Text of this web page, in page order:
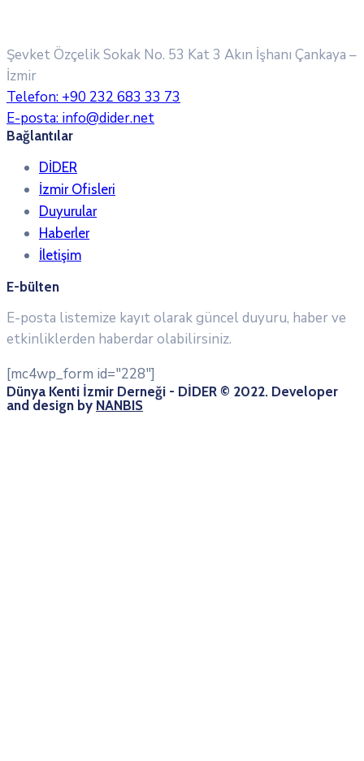
Şevket Özçelik Sokak No. 53 Kat 3 Akın İşhanı Çankaya –
İzmir
Telefon: +90 232 683 33 73
E-posta: info@dider.net
Bağlantılar
DİDER
İzmir Ofisleri
Duyurular
Haberler
İletişim
E-bülten
E-posta listemize kayıt olarak güncel duyuru, haber ve
etkinliklerden haberdar olabilirsiniz.
[mc4wp_form id="228"]
Dünya Kenti İzmir Derneği - DİDER © 2022. Developer
and design by NANBIS